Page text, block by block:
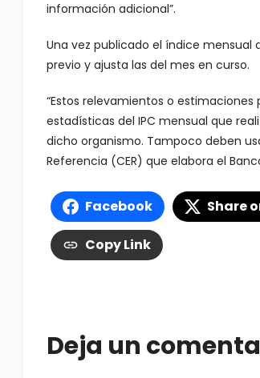
información adicional”.
Una vez publicado el índice mensual
previo y ajusta las del mes en curso.
“Estos relevamientos o
estadísticas del IPC mensual que
dicho organismo. Tampoco deben
Referencia (CER) que elabora el
Facebook Share
Copy Link
Deja un